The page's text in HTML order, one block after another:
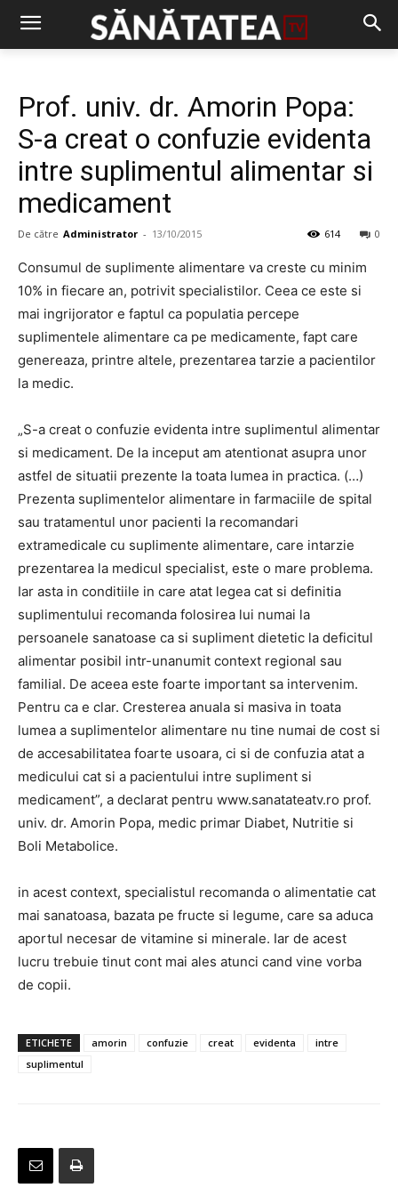
Prof. univ. dr. Amorin Popa:
S-a creat o confuzie evidenta
intre suplimentul alimentar si
medicament
De către Administrator - 13/10/2015 0
614
Consumul de suplimente alimentare va creste cu minim
10% in fiecare an, potrivit specialistilor. Ceea ce este si
mai ingrijorator e faptul ca populatia percepe
suplimentele alimentare ca pe medicamente, fapt care
genereaza, printre altele, prezentarea tarzie a pacientilor
la medic.
„S-a creat o confuzie evidenta intre suplimentul alimentar
si medicament. De la inceput am atentionat asupra unor
astfel de situatii prezente la toata lumea in practica. (…)
Prezenta suplimentelor alimentare in farmaciile de spital
sau tratamentul unor pacienti la recomandari
extramedicale cu suplimente alimentare, care intarzie
prezentarea la medicul specialist, este o mare problema.
Iar asta in conditiile in care atat legea cat si definitia
suplimentului recomanda folosirea lui numai la
persoanele sanatoase ca si supliment dietetic la deficitul
alimentar posibil intr-unanumit context regional sau
familial. De aceea este foarte important sa intervenim.
Pentru ca e clar. Cresterea anuala si masiva in toata
lumea a suplimentelor alimentare nu tine numai de cost si
de accesabilitatea foarte usoara, ci si de confuzia atat a
medicului cat si a pacientului intre supliment si
medicament”, a declarat pentru www.sanatateatv.ro prof.
univ. dr. Amorin Popa, medic primar Diabet, Nutritie si
Boli Metabolice.
in acest context, specialistul recomanda o alimentatie cat
mai sanatoasa, bazata pe fructe si legume, care sa aduca
aportul necesar de vitamine si minerale. Iar de acest
lucru trebuie tinut cont mai ales atunci cand vine vorba
de copii.
ETICHETE amorin confuzie creat evidenta
intre
suplimentul